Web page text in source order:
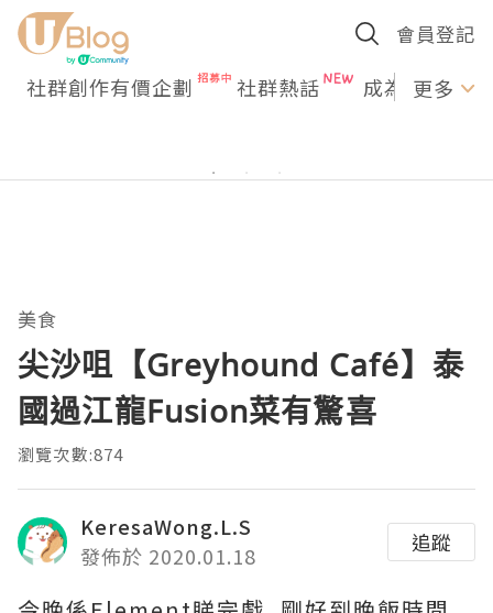
會員登記
社群創作有價企劃 社群熱話 成為U更多
美食
尖沙咀【Greyhound Café】泰
國過江龍Fusion菜有驚喜
瀏覽次數:874
KeresaWong.L.S
發佈於 2020.01.18
追蹤